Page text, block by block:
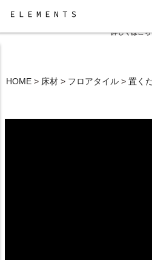
検索
夏季休業と一部地域配
詳しくはこち
HOME 床材 フロアタイル 置く